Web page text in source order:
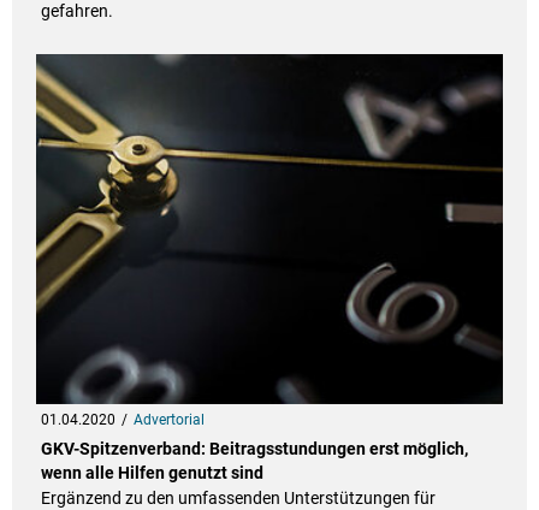
gefahren.
01.04.2020 Advertorial
GKV-Spitzenverband: Beitragsstundungen erst möglich,
wenn alle Hilfen genutzt sind
Ergänzend zu den umfassenden Unterstützungen für